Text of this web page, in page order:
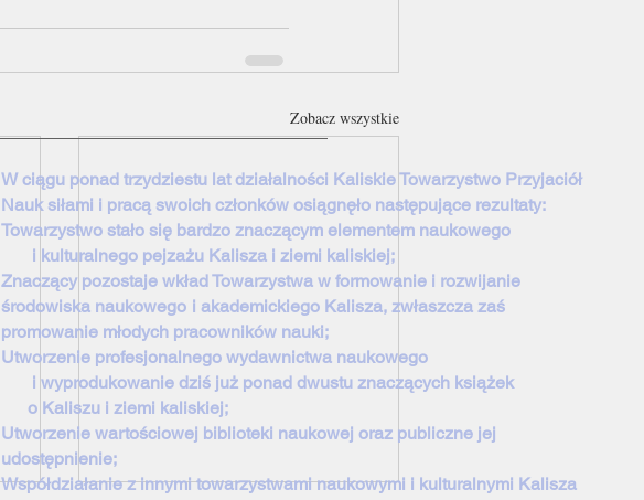
Zobacz wszystkie
W ciągu ponad trzydziestu lat działalności Kaliskie Towarzystwo Przyjaciół
Nauk siłami i pracą swoich członków osiągnęło następujące rezultaty:
Towarzystwo stało się bardzo znaczącym elementem naukowego
i kulturalnego pejzażu Kalisza i ziemi kaliskiej;
Znaczący pozostaje wkład Towarzystwa w formowanie i rozwijanie
środowiska naukowego i akademickiego Kalisza, zwłaszcza zaś
promowanie młodych pracowników nauki;
Utworzenie profesjonalnego wydawnictwa naukowego
i wyprodukowanie dziś już ponad dwustu znaczących książek
o Kaliszu i ziemi kaliskiej;
Utworzenie wartościowej biblioteki naukowej oraz publiczne jej
udostępnienie;
Współdziałanie z innymi towarzystwami naukowymi i kulturalnymi Kalisza